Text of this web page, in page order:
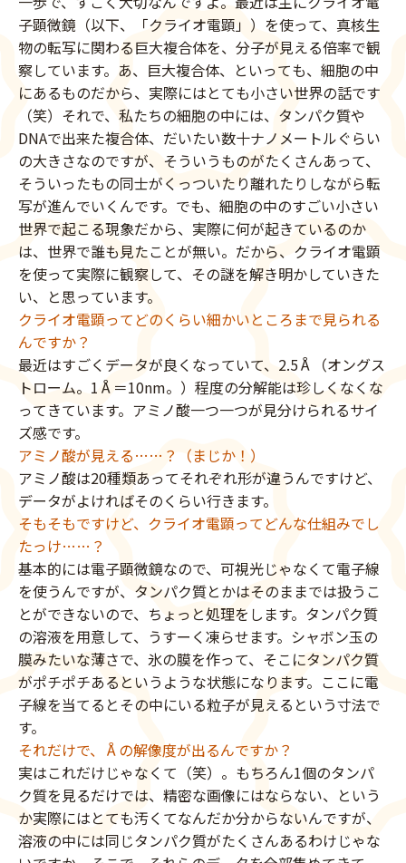
子顕微鏡（以下、「クライオ電顕」）を使って、真核生
物の転写に関わる巨大複合体を、分子が見える倍率で観
察しています。あ、巨大複合体、といっても、細胞の中
にあるものだから、実際にはとても小さい世界の話です
（笑）それで、私たちの細胞の中には、タンパク質や
DNAで出来た複合体、だいたい数十ナノメートルぐらい
の大きさなのですが、そういうものがたくさんあって、
そういったもの同士がくっついたり離れたりしながら転
写が進んでいくんです。でも、細胞の中のすごい小さい
世界で起こる現象だから、実際に何が起きているのか
は、世界で誰も見たことが無い。だから、クライオ電顕
を使って実際に観察して、その謎を解き明かしていきた
い、と思っています。
クライオ電顕ってどのくらい細かいところまで見られる
んですか？
最近はすごくデータが良くなっていて、2.5Å（オングス
トローム。1Å＝10nm。）程度の分解能は珍しくなくな
ってきています。アミノ酸一つ一つが見分けられるサイ
ズ感です。
アミノ酸が見える……？（まじか！）
アミノ酸は20種類あってそれぞれ形が違うんですけど、
データがよければそのくらい行きます。
そもそもですけど、クライオ電顕ってどんな仕組みでし
たっけ……？
基本的には電子顕微鏡なので、可視光じゃなくて電子線
を使うんですが、タンパク質とかはそのままでは扱うこ
とができないので、ちょっと処理をします。タンパク質
の溶液を用意して、うすーく凍らせます。シャボン玉の
膜みたいな薄さで、氷の膜を作って、そこにタンパク質
がポチポチあるというような状態になります。ここに電
子線を当てるとその中にいる粒子が見えるという寸法で
す。
それだけで、Åの解像度が出るんですか？
実はこれだけじゃなくて（笑）。もちろん1個のタンパ
ク質を見るだけでは、精密な画像にはならない、という
か実際にはとても汚くてなんだか分からないんですが、
溶液の中には同じタンパク質がたくさんあるわけじゃな